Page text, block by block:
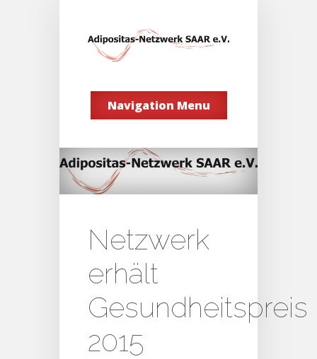
Navigation Menu
Netzwerk
erhält
Gesundheitspreis
2015